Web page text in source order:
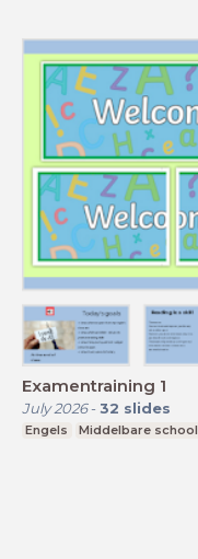
Examentraining 1
July 2026- 32 slides
Engels Middelbare school